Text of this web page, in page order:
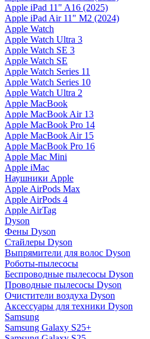
Apple iPad 11" A16 (2025)
Apple iPad Air 11" M2 (2024)
Apple Watch
Apple Watch Ultra 3
Apple Watch SE 3
Apple Watch SE
Apple Watch Series 11
Apple Watch Series 10
Apple Watch Ultra 2
Apple MacBook
Apple MacBook Air 13
Apple MacBook Pro 14
Apple MacBook Air 15
Apple MacBook Pro 16
Apple Mac Mini
Apple iMac
Наушники Apple
Apple AirPods Max
Apple AirPods 4
Apple AirTag
Dyson
Фены Dyson
Стайлеры Dyson
Выпрямители для волос Dyson
Роботы-пылесосы
Беспроводные пылесосы Dyson
Проводные пылесосы Dyson
Очистители воздуха Dyson
Аксессуары для техники Dyson
Samsung
Samsung Galaxy S25+